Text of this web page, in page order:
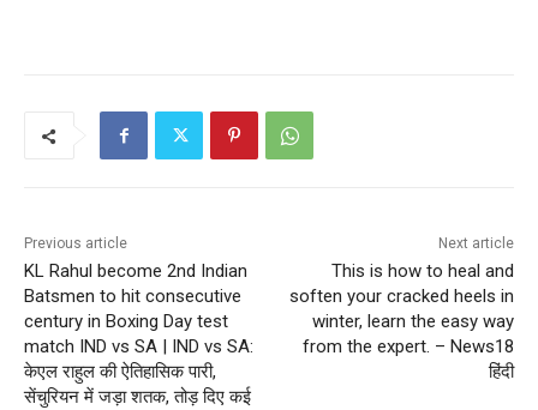
Previous article
KL Rahul become 2nd Indian
Batsmen to hit consecutive
century in Boxing Day test
match IND vs SA | IND vs SA:
केएल राहुल की ऐतिहासिक पारी,
सेंचुरियन में जड़ा शतक, तोड़ दिए कई
Next article
This is how to heal and
soften your cracked heels in
winter, learn the easy way
from the expert. – News18
हिंदी